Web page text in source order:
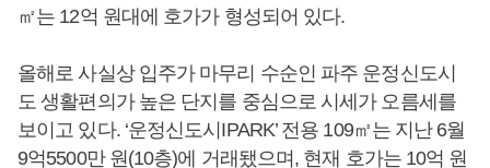
㎡는 12억 원대에 호가가 형성되어 있다.
올해로 사실상 입주가 마무리 수순인 파주 운정신도시
도 생활편의가 높은 단지를 중심으로 시세가 오름세를
보이고 있다. ‘운정신도시IPARK’ 전용 109㎡는 지난 6월
9억5500만 원(10층)에 거래됐으며, 현재 호가는 10억 원